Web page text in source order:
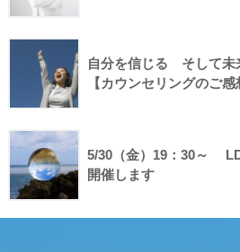
自分を信じる そして未
【カウンセリングのご感
5/30（金）19：30～
開催します